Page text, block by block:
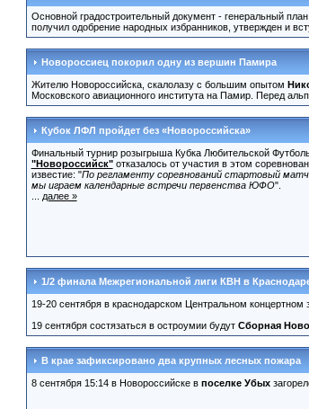
Основной градостроительный документ - генеральный план
получил одобрение народных избранников, утвержден и
Новороссиец покорил одну из вершин Памира
Жителю Новороссийска, скалолазу с большим опытом
Московского авиационного института на Памир. Перед
Кубок ЛФЛ пройдет без «Новороссийска»
Финальный турнир розыгрыша Кубка Любительской
"Новороссийск"отказалось от участия в этом
известие: "По регламенту соревнований стартовый
мы играем календарные встречи первенства ЮФО".
далее »
1/2 финала Межрегиональной лиги КВН в
19-20 сентября в краснодарском Центральном
19 сентября состязаться в остроумии будут Сборная
В крае зафиксировано два крупных лесных пожара
8 сентября 15:14 в Новороссийске в поселке Убых